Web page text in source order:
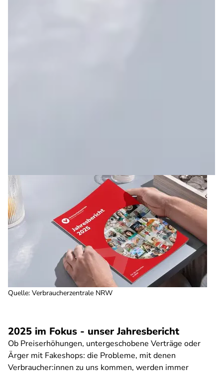
Quelle: Verbraucherzentrale NRW
2025 im Fokus - unser Jahresbericht
Ob Preiserhöhungen, untergeschobene Verträge oder
Ärger mit Fakeshops: die Probleme, mit denen
Verbraucher:innen zu uns kommen, werden immer